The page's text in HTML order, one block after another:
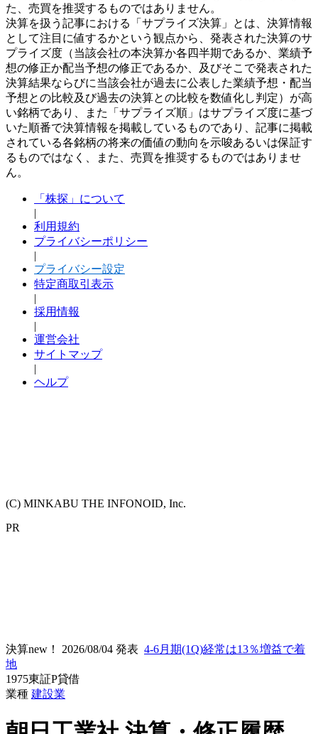
た、売買を推奨するものではありません。
決算を扱う記事における「サプライズ決算」とは、決算情報
として注目に値するかという観点から、発表された決算のサ
プライズ度（当該会社の本決算か各四半期であるか、業績予
想の修正か配当予想の修正であるか、及びそこで発表された
決算結果ならびに当該会社が過去に公表した業績予想・配当
予想との比較及び過去の決算との比較を数値化し判定）が高
い銘柄であり、また「サプライズ順」はサプライズ度に基づ
いた順番で決算情報を掲載しているものであり、記事に掲載
されている各銘柄の将来の価値の動向を示唆あるいは保証す
るものではなく、また、売買を推奨するものではありませ
ん。
「株探」について
|
利用規約
プライバシーポリシー
|
プライバシー設定
特定商取引表示
|
採用情報
|
運営会社
サイトマップ
|
ヘルプ
(C) MINKABU THE INFONOID, Inc.
PR
決算new！ 2026/08/04 発表 4-6月期(1Q)経常は13％増益で着
地
1975東証P貸借
業種 建設業